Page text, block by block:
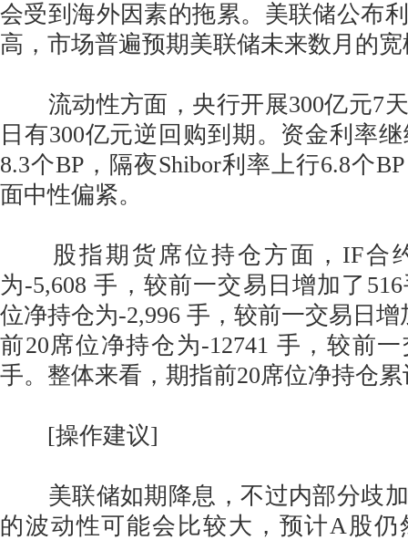
会受到海外因素的拖累。美联储公布
高，市场普遍预期美联储未来数月的
流动性方面，央行开展300亿元7
日有300亿元逆回购到期。资金利率
8.3个BP，隔夜Shibor利率上行6.8个
面中性偏紧。
股指期货席位持仓方面，IF合
为-5,608 手，较前一交易日增加了
位净持仓为-2,996 手，较前一交易日
前20席位净持仓为-12741 手，较前
手。整体来看，期指前20席位净持仓
[操作建议]
美联储如期降息，不过内部分歧加
的波动性可能会比较大，预计A股仍